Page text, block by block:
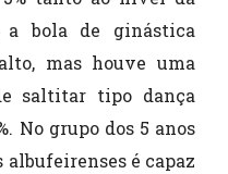
a bola de ginástica
mas houve uma
saltitar tipo dança
No grupo dos 5 anos
albufeirenses é capaz